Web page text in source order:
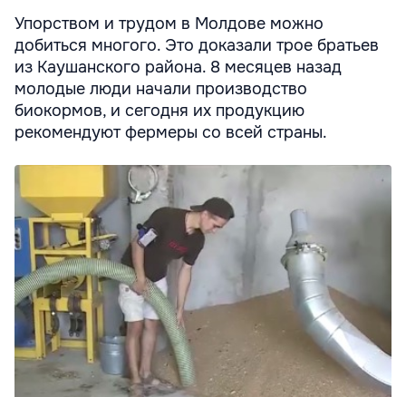
Упорством и трудом в Молдове можно
добиться многого. Это доказали трое братьев
из Каушанского района. 8 месяцев назад
молодые люди начали производство
биокормов, и сегодня их продукцию
рекомендуют фермеры со всей страны.